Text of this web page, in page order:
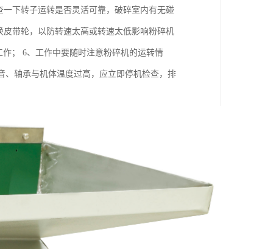
下转子运转是否灵活可靠，破碎室内有无碰
带轮，以防转速太高或转速太低影响粉碎机
； 6、工作中要随时注意粉碎机的运转情
、轴承与机体温度过高，应立即停机检查，排